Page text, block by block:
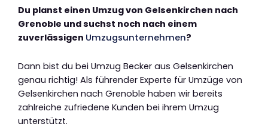
Du planst einen Umzug von Gelsenkirchen nach
Grenoble und suchst noch nach einem
zuverlässigen Umzugsunternehmen?
Dann bist du bei Umzug Becker aus Gelsenkirchen
genau richtig! Als führender Experte für Umzüge von
Gelsenkirchen nach Grenoble haben wir bereits
zahlreiche zufriedene Kunden bei ihrem Umzug
unterstützt.